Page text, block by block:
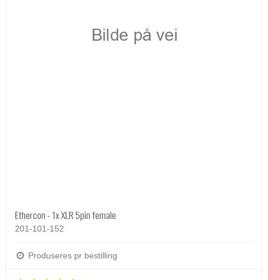
Ethercon - 1x XLR 5pin female
201-101-152
Produseres pr bestilling